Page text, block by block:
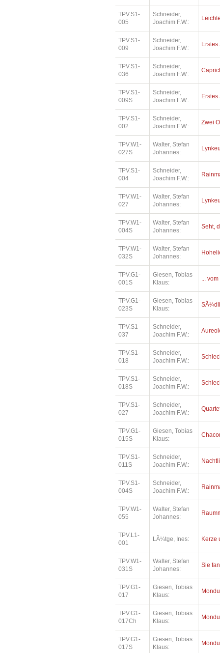
TPV.S1-
005
Schneider,
Joachim F.W.:
TPV.S1-
009
Schneider,
Joachim F.W.:
TPV.S1-
036
Schneider,
Joachim F.W.:
TPV.S1-
009S
Schneider,
Joachim F.W.:
TPV.S1-
002
Schneider,
Joachim F.W.:
Zwei
TPV.W1-
027S
Walter, Stefan
Johannes:
TPV.S1-
004
Schneider,
Joachim F.W.:
TPV.W1-
027
Walter, Stefan
Johannes:
TPV.W1-
004S
Walter, Stefan
Johannes:
Seht,
TPV.W1-
032S
Walter, Stefan
Johannes:
TPV.G1-
001S
Giesen, Tobias
Klaus:
...
TPV.G1-
023S
Giesen, Tobias
Klaus:
TPV.S1-
037
Schneider,
Joachim F.W.:
TPV.S1-
018
Schneider,
Joachim F.W.:
TPV.S1-
018S
Schneider,
Joachim F.W.:
TPV.S1-
027
Schneider,
Joachim F.W.:
TPV.G1-
015S
Giesen, Tobias
Klaus:
TPV.S1-
011S
Schneider,
Joachim F.W.:
TPV.S1-
004S
Schneider,
Joachim F.W.:
TPV.W1-
055
Walter, Stefan
Johannes:
TPV.L1-
001
LÃ¼tge, Ines: Kerze
TPV.W1-
031S
Walter, Stefan
Johannes:
Sie
TPV.G1-
017
Giesen, Tobias
Klaus:
TPV.G1-
017Ch
Giesen, Tobias
Klaus:
TPV.G1-
017S
Giesen, Tobias
Klaus: